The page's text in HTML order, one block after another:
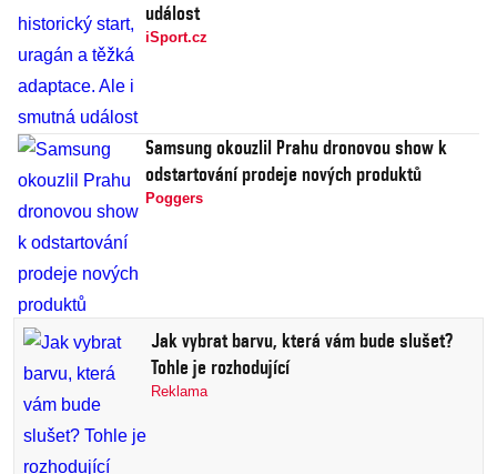
událost
iSport.cz
Samsung okouzlil Prahu dronovou show k
odstartování prodeje nových produktů
Poggers
Jak vybrat barvu, která vám bude slušet?
Tohle je rozhodující
Reklama